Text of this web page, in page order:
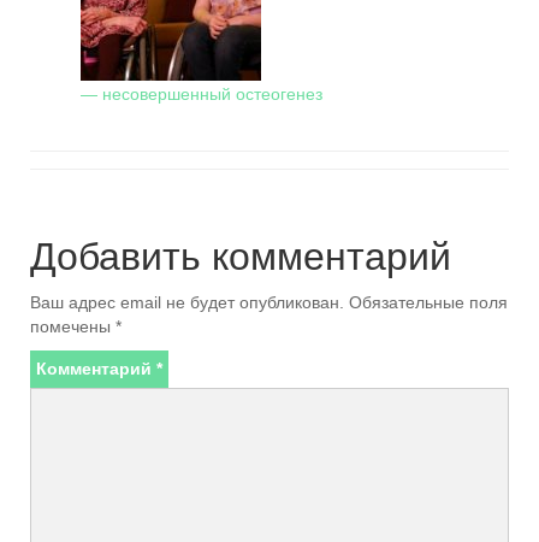
— несовершенный остеогенез
Добавить комментарий
Ваш адрес email не будет опубликован. Обязательные поля
помечены *
Комментарий *